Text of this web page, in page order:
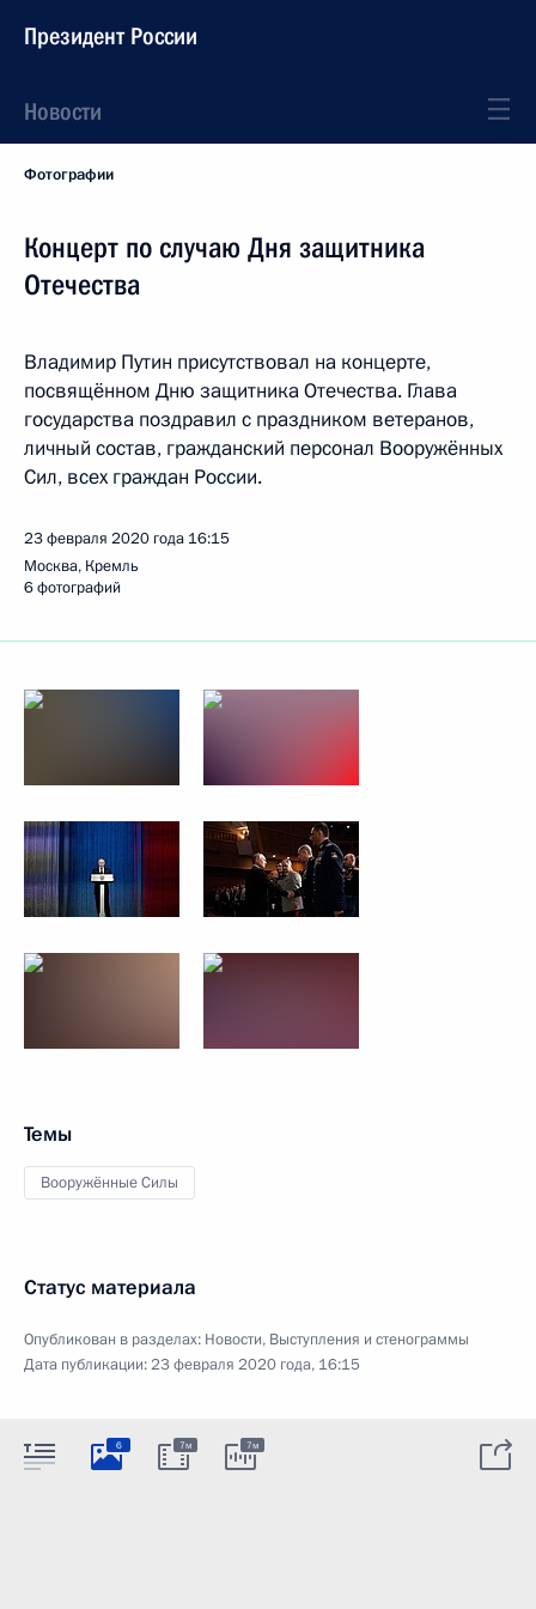
Президент России
Новости
Фотографии
Концерт по случаю Дня защитника
Отечества
Владимир Путин присутствовал на концерте,
посвящённом Дню защитника Отечества. Глава
государства поздравил с праздником ветеранов,
личный состав, гражданский персонал Вооружённых
Сил, всех граждан России.
23 февраля 2020 года 16:15
Москва, Кремль
6 фотографий
Темы
Вооружённые Силы
Статус материала
Опубликован в разделах: Новости, Выступления и стенограммы
Дата публикации:23 февраля 2020 года, 16:15
6 7м 7м